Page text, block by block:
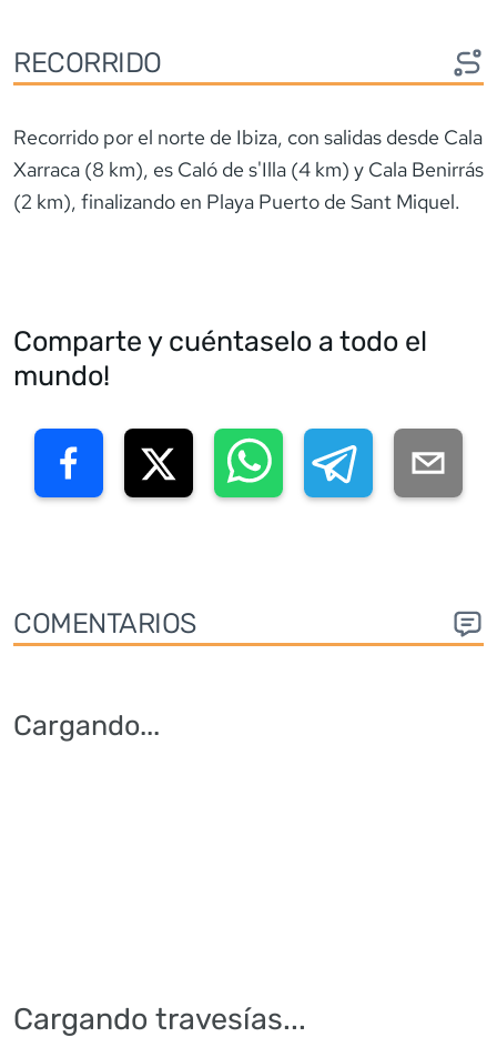
RECORRIDO
Recorrido por el norte de Ibiza, con salidas desde Cala
Xarraca (8 km), es Caló de s'Illa (4 km) y Cala Benirrás
(2 km), finalizando en Playa Puerto de Sant Miquel.
Comparte y cuéntaselo a todo el
mundo!
COMENTARIOS
Cargando...
Cargando travesías...